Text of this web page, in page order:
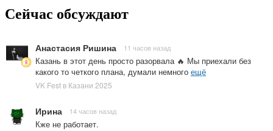
Сейчас обсуждают
Анастасия Ришина 11 часов назад
Казань в этот день просто разорвала 🔥 Мы приехали без
какого то четкого плана, думали немного ещё
VK Fest в Казани 2025
Ирина 14 часов назад
Кже не работает.